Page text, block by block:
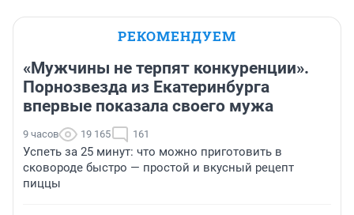
РЕКОМЕНДУЕМ
«Мужчины не терпят конкуренции».
Порнозвезда из Екатеринбурга
впервые показала своего мужа
9 часов 19 165 161
Успеть за 25 минут: что можно приготовить в
сковороде быстро — простой и вкусный рецепт
пиццы